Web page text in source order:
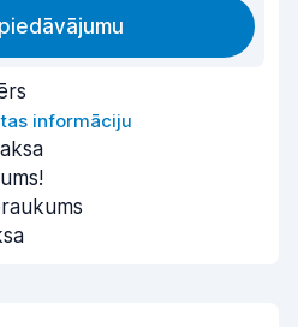
informāciju